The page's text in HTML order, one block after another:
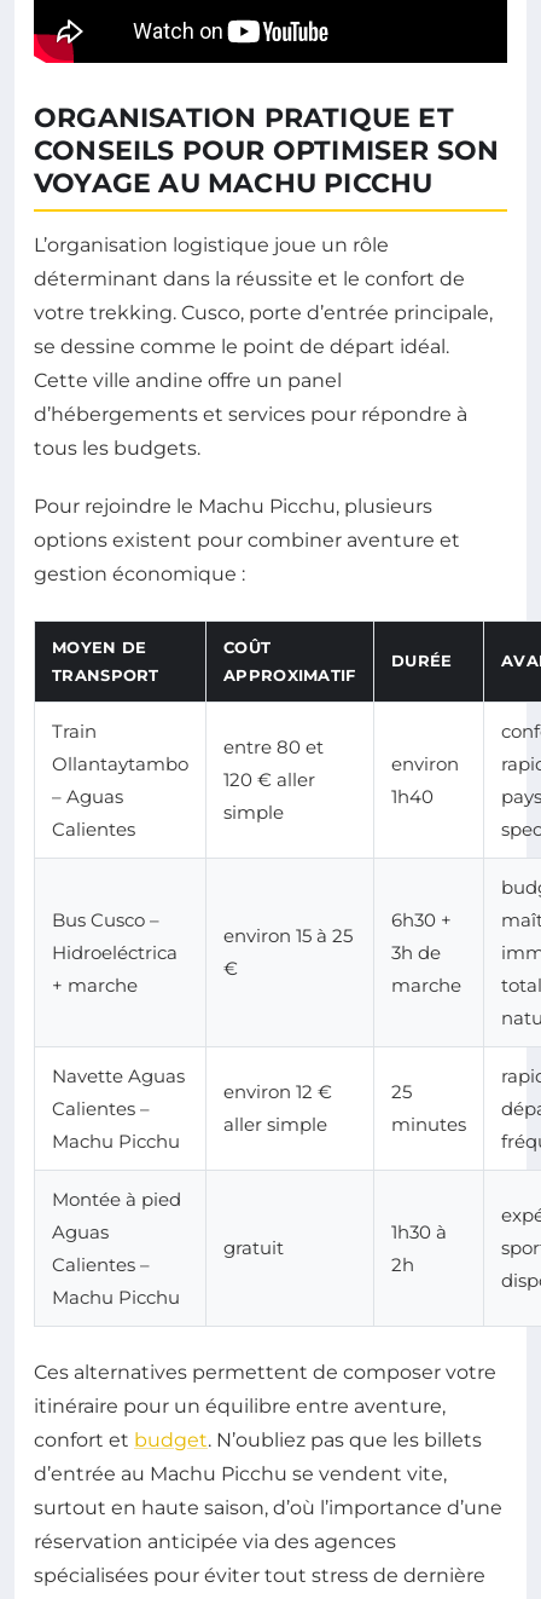
ORGANISATION PRATIQUE ET
CONSEILS POUR OPTIMISER SON
VOYAGE AU MACHU PICCHU
L’organisation logistique joue un rôle
déterminant dans la réussite et le confort de
votre trekking. Cusco, porte d’entrée principale,
se dessine comme le point de départ idéal.
Cette ville andine offre un panel
d’hébergements et services pour répondre à
tous les budgets.
Pour rejoindre le Machu Picchu, plusieurs
options existent pour combiner aventure et
gestion économique :
MOYEN DE
TRANSPORT
COÛT
APPROXIMATIF
DURÉE
Train
Ollantaytambo
– Aguas
Calientes
entre 80 et
120 € aller
simple
environ
1h40
Bus Cusco –
Hidroeléctrica
+ marche
environ 15 à 25
€
6h30 +
3h de
marche
Navette Aguas
Calientes –
Machu Picchu
environ 12 €
aller simple
25
minutes
Montée à pied
Aguas
Calientes –
Machu Picchu
gratuit
1h30 à
2h
Ces alternatives permettent de composer votre
itinéraire pour un équilibre entre aventure,
confort et budget. N’oubliez pas que les billets
d’entrée au Machu Picchu se vendent vite,
surtout en haute saison, d’où l’importance d’une
réservation anticipée via des agences
spécialisées pour éviter tout stress de dernière